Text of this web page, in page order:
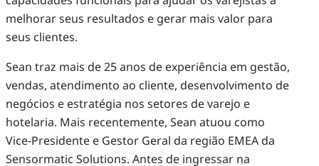
melhorar seus resultados e gerar mais valor para
seus clientes.
Sean traz mais de 25 anos de experiência em gestão,
vendas, atendimento ao cliente, desenvolvimento de
negócios e estratégia nos setores de varejo e
hotelaria. Mais recentemente, Sean atuou como
Vice-Presidente e Gestor Geral da região EMEA da
Sensormatic Solutions. Antes de ingressar na